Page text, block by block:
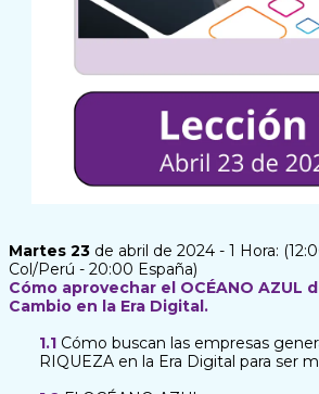
Martes 23 de abril de 2024 - 1 Hora:
Col/Perú - 20:00 España)
Cómo aprovechar el OCÉANO AZUL
Cambio en la Era Digital.
1.1 Cómo buscan las empresas
RIQUEZA en la Era Digital para ser